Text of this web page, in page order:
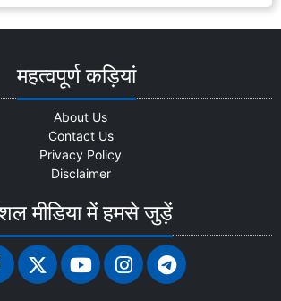
महत्वपूर्ण कड़ियां
About Us
Contact Us
Privacy Policy
Disclaimer
मीडिया में हमसे जुड़ें